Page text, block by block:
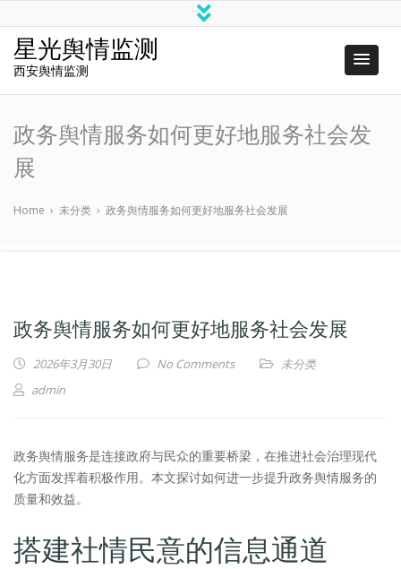
星光舆情监测
西安舆情监测
政务舆情服务如何更好地服务社会发
展
Home › 未分类 › 政务舆情服务如何更好地服务社会发展
政务舆情服务如何更好地服务社会发展
2026年3月30日 No Comments
未分类
admin
政务舆情服务是连接政府与民众的重要桥梁，在推进社会治理现代
化方面发挥着积极作用。本文探讨如何进一步提升政务舆情服务的
质量和效益。
搭建社情民意的信息通道